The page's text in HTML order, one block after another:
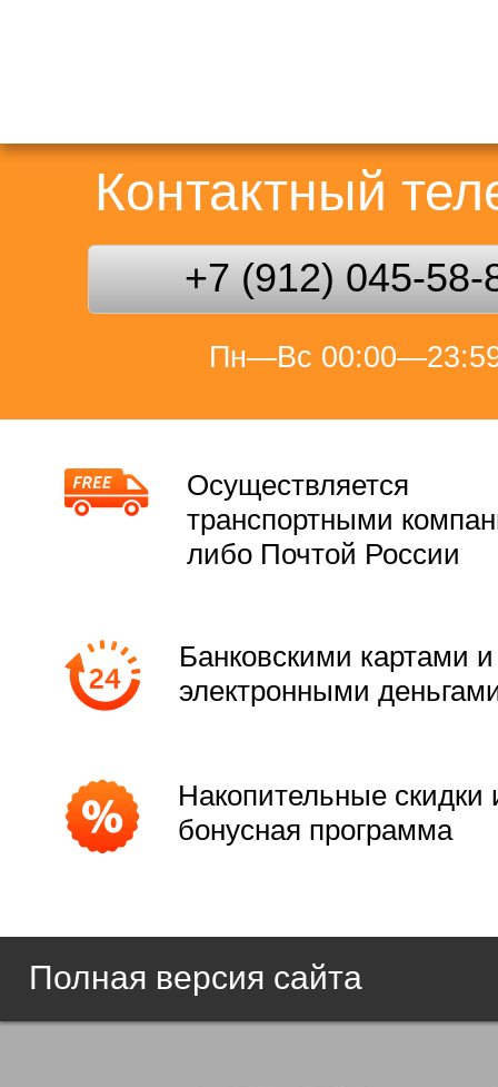
Контактный
+7 (912) 045-58-
Пн—Вс
Осуществляется
транспортными
либо Почтой России
Банковскими картами и
электронными
Накопительные скидки
бонусная программа
Полная версия сайта